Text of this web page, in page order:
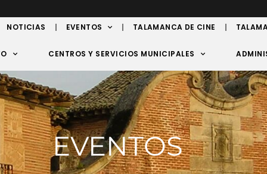
NOTICIAS
EVENTOS TALAMANCA DE CINE
CENTROS Y SERVICIOS MUNICIPALES
EVENTOS